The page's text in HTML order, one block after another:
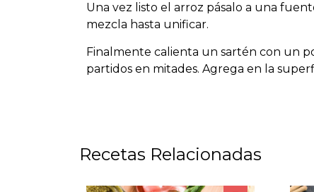
Una vez listo el arroz pásalo a una
mezcla hasta unificar.
Finalmente calienta un sartén con un
partidos en mitades. Agrega en la
Recetas Relacionadas